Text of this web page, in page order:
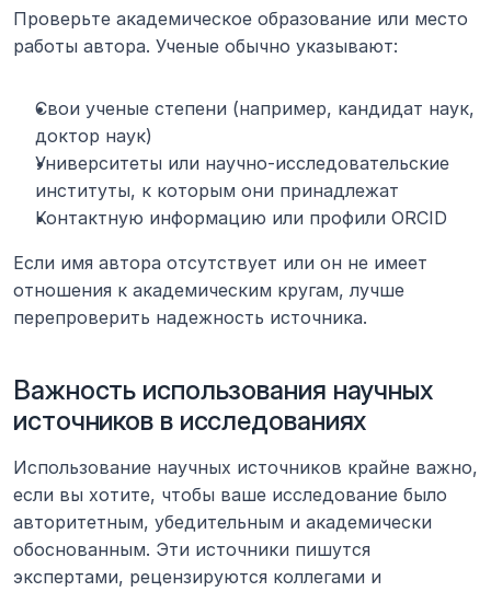
Проверьте академическое образование или место
работы автора. Ученые обычно указывают:
Свои ученые степени (например, кандидат наук,
доктор наук)
Университеты или научно-исследовательские
институты, к которым они принадлежат
Контактную информацию или профили ORCID
Если имя автора отсутствует или он не имеет
отношения к академическим кругам, лучше
перепроверить надежность источника.
Важность использования научных
источников в исследованиях
Использование научных источников крайне важно,
если вы хотите, чтобы ваше исследование было
авторитетным, убедительным и академически
обоснованным. Эти источники пишутся
экспертами, рецензируются коллегами и